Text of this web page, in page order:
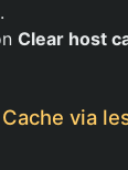
.
Clear host
via